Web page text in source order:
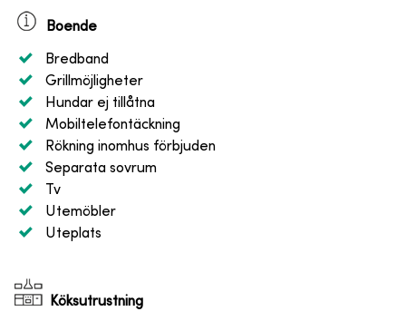
Boende
Bredband
Grillmöjligheter
Hundar ej tillåtna
Mobiltelefontäckning
Rökning inomhus förbjuden
Separata sovrum
Tv
Utemöbler
Uteplats
Köksutrustning